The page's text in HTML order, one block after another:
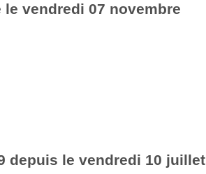
vendredi 07 novembre
depuis le vendredi 10